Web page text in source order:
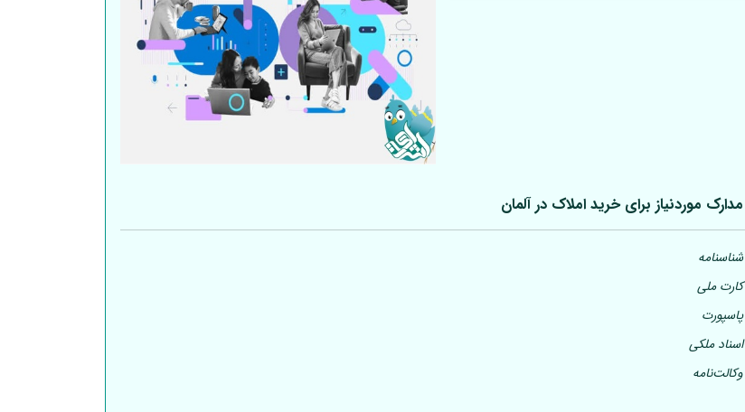
مدارک موردنیاز برای خرید املاک درآلمان
شناسنامه
کارت ملی
پاسپورت
اسناد ملکی
وکالت‌نامه